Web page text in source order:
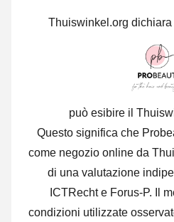
Thuiswinkel.org
può esibire il
Questo significa che
come negozio online da
di una valutazione
ICTRecht e Forus-P. Il
condizioni utilizzate